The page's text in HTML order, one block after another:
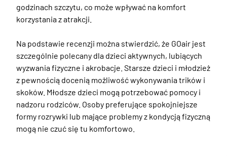
godzinach szczytu, co może wpływać na komfort
korzystania z atrakcji.
Na podstawie recenzji można stwierdzić, że GOair jest
szczególnie polecany dla dzieci aktywnych, lubiących
wyzwania fizyczne i akrobacje. Starsze dzieci i młodzież
z pewnością docenią możliwość wykonywania trików i
skoków. Młodsze dzieci mogą potrzebować pomocy i
nadzoru rodziców. Osoby preferujące spokojniejsze
formy rozrywki lub mające problemy z kondycją fizyczną
mogą nie czuć się tu komfortowo.